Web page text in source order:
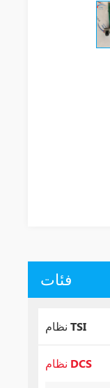
فئات
نظام TSI
نظام DCS